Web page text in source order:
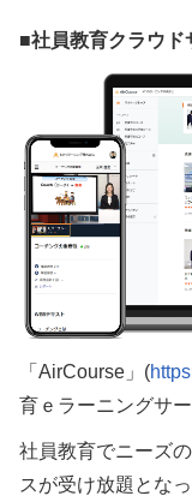
■社員教育クラウ
「AirCourse」(
育ｅラーニングサー
社員教育でニーズ
スが受け放題とな